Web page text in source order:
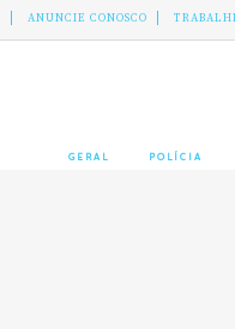
ANUNCIE CONOSCO
GERAL POLÍCIA